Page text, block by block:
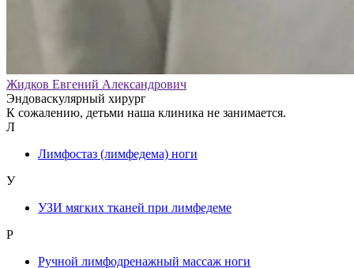
Жидков Евгений Александрович
Эндоваскулярный хирург
К сожалению, детьми наша клиника не занимается.
Л
Лимфостаз (лимфедема) ноги
У
УЗИ мягких тканей при лимфедеме
Р
Ручной лимфодренажный массаж ноги